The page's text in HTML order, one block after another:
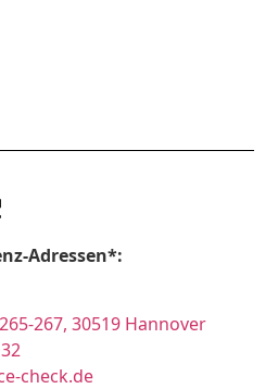
Adressen*:
267, 30519 Hannover
check.de